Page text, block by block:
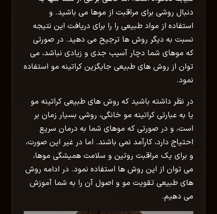
دنبال روشی برای مراقبت از موها می باشید. و
استفاده از مواد طبیعی را را برای دریافت این نتیجه
نسبت به دیگر روش ها ترجیح می دهید. در صورتی
که موهای شما دچار آسیب جدی و زیادی نباشد، می
توان از روش های طبیعی جایگزین کراتینه مو استفاده
نمود.
در نظر داشته باشید که روش های طبیعی کراتینه مو
یا به عبارتی کراتینه مو خانگی، روشی بسیار زمان بر
است، و در صورتی که موهای شما به درمان سریع
احتیاج دارد، کارآمد نمی باشند. اما در غیر این صورت،
و برای یک مراقبت روتین و سلامت همیشگی موها،
می توان از این روش ها استفاده نمود. در ادامه روش
های طبیعی تقویت مو و اصول آن را به شما آموزش
می دهیم.